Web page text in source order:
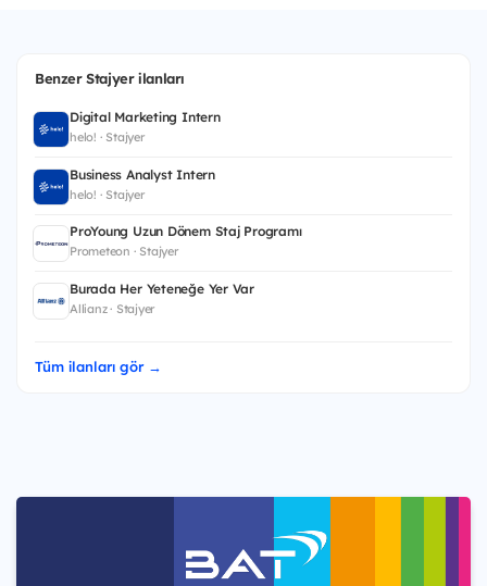
Benzer Stajyer ilanları
Digital Marketing Intern
helo! · Stajyer
Business Analyst Intern
helo! · Stajyer
ProYoung Uzun Dönem Staj Programı
Prometeon · Stajyer
Burada Her Yeteneğe Yer Var
Allianz · Stajyer
Tüm ilanları gör →